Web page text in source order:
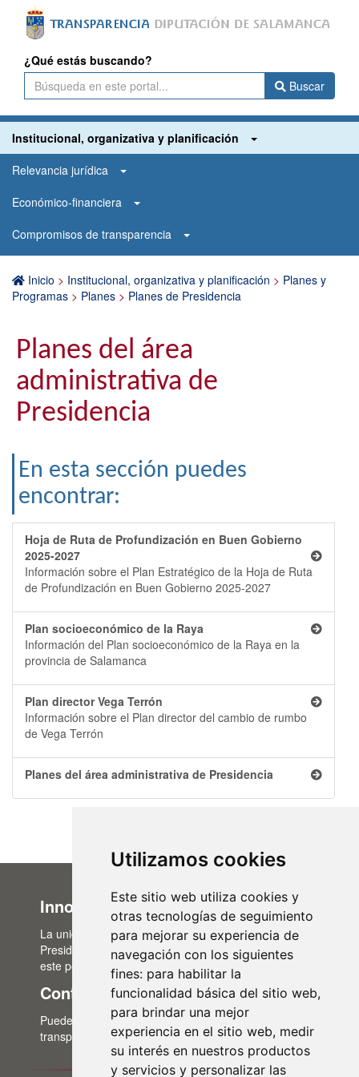
Utilizamos cookies
Este sitio web utiliza cookies y
otras tecnologías de seguimiento
para mejorar su experiencia de
navegación con los siguientes
fines: para habilitar la
funcionalidad básica del sitio web,
para brindar una mejor
experiencia en el sitio web, medir
su interés en nuestros productos
y servicios y personalizar las
¿Qué estás buscando?
Buscar
Institucional, organizativa y planificación
Relevancia jurídica
Económico-financiera
Compromisos de transparencia
Inicio > Institucional, organizativa y planificación > Planes y
Programas > Planes > Planes de Presidencia
Planes del área
administrativa de
Presidencia
En esta sección puedes
encontrar:
Hoja de Ruta de Profundización en Buen Gobierno
2025-2027
Información sobre el Plan Estratégico de la Hoja de Ruta
de Profundización en Buen Gobierno 2025-2027
Plan socioeconómico de la Raya
Información del Plan socioeconómico de la Raya en la
provincia de Salamanca
Plan director Vega Terrón
Información sobre el Plan director del cambio de rumbo
de Vega Terrón
Planes del área administrativa de Presidencia
Innovación Administrativa
La unidad de Innovación Administrativa, del Área de
Presidencia, es la encargada de la actualización de
este portal de transparencia.
Contacto
Puedes contactar con nosotros a través del correo:
transparencia@lasalina.es